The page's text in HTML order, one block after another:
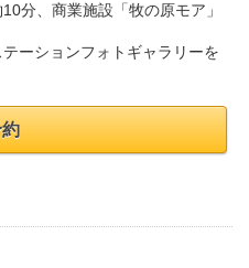
分、商業施設「牧の原モア」
ーションフォトギャラリーを